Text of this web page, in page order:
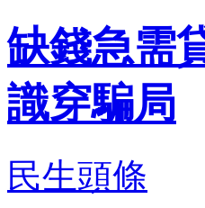
缺錢急需
識穿騙局
民生頭條